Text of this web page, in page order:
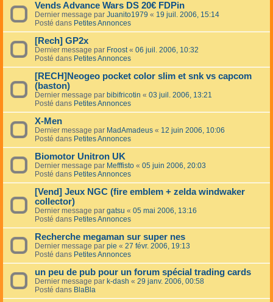
Vends Advance Wars DS 20€ FDPin
Dernier message par Juanito1979 « 19 juil. 2006, 15:14
Posté dans Petites Annonces
[Rech] GP2x
Dernier message par Froost« 06 juil. 2006, 10:32
Posté dans Petites Annonces
[RECH]Neogeo pocket color slim et snk vs capcom
(baston)
Dernier message par bibifricotin « 03 juil. 2006, 13:21
Posté dans Petites Annonces
X-Men
Dernier message par MadAmadeus « 12 juin 2006, 10:06
Posté dans Petites Annonces
Biomotor Unitron UK
Dernier message par Mefffisto « 05 juin 2006, 20:03
Posté dans Petites Annonces
[Vend] Jeux NGC (fire emblem + zelda windwaker
collector)
Dernier message par gatsu « 05 mai 2006, 13:16
Posté dans Petites Annonces
Recherche megaman sur super nes
Dernier message par pie « 27 févr. 2006, 19:13
Posté dans Petites Annonces
un peu de pub pour un forum spécial trading cards
Dernier message par k-dash « 29 janv. 2006, 00:58
Posté dans BlaBla